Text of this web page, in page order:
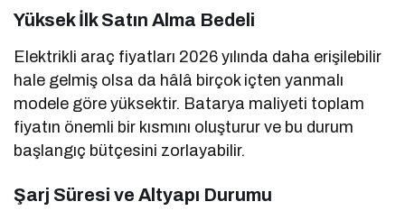
Yüksek İlk Satın Alma Bedeli
Elektrikli araç fiyatları 2026 yılında daha erişilebilir
hale gelmiş olsa da hâlâ birçok içten yanmalı
modele göre yüksektir. Batarya maliyeti toplam
fiyatın önemli bir kısmını oluşturur ve bu durum
başlangıç bütçesini zorlayabilir.
Şarj Süresi ve Altyapı Durumu